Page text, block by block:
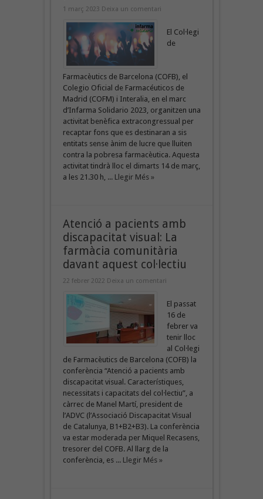
1 març 2023 Deixa un comentari
El Col·legi
de
Farmacèutics de Barcelona (COFB), el
Colegio Oficial de Farmacéuticos de
Madrid (COFM) i Interalia, en el marc
d’Infarma Solidario 2023, organitzen una
activitat benèfica extracongressual per
recaptar fons que es destinaran a sis
entitats sense ànim de lucre que lluiten
contra la pobresa farmacèutica. Aquesta
activitat tindrà lloc el dimarts 14 de març,
a les 21.30 h, ... Llegir Més »
Atenció a pacients amb
discapacitat visual: La
farmàcia comunitària
davant aquest col·lectiu
22 febrer 2022 Deixa un comentari
El passat
16 de
febrer va
tenir lloc
al Col·legi
de Farmacèutics de Barcelona (COFB) la
conferència “Atenció a pacients amb
discapacitat visual. Característiques,
necessitats i capacitats del col·lectiu”, a
càrrec de Manel Martí, president de
l’ADVC (l’Associació Discapacitat Visual
de Catalunya, B1+B2+B3). La conferència
va estar moderada per Miquel Recasens,
tresorer del COFB. Al llarg de la
conferència, es ... Llegir Més »